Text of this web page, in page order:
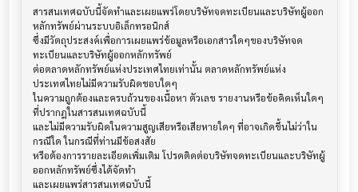
สารสนเทศฉบับนี้จัดทำและเผยแพร่โดยบริษัทจดทะเบียนและบริษัทผู้ออก
หลักทรัพย์ผ่านระบบอิเล็กทรอนิกส์
ซึ่งมีวัตถุประสงค์เพื่อการเผยแพร่ข้อมูลหรือเอกสารใดๆของบริษัทจด
ทะเบียนและบริษัทผู้ออกหลักทรัพย์
ต่อตลาดหลักทรัพย์แห่งประเทศไทยเท่านั้น ตลาดหลักทรัพย์แห่ง
ประเทศไทยไม่มีความรับผิดชอบใดๆ
ในความถูกต้องและครบถ้วนของเนื้อหา ตัวเลข รายงานหรือข้อคิดเห็นใดๆ
ที่ปรากฎในสารสนเทศฉบับนี้
และไม่มีความรับผิดในความสูญเสียหรือเสียหายใดๆ ที่อาจเกิดขึ้นไม่ว่าใน
กรณีใด ในกรณีที่ท่านมีข้อสงสัย
หรือต้องการรายละเอียดเพิ่มเติม โปรดติดต่อบริษัทจดทะเบียนและบริษัทผู้
ออกหลักทรัพย์ซึ่งได้จัดทำ
และเผยแพร่สารสนเทศฉบับนี้